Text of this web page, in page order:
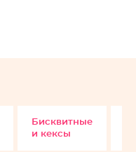
Бисквитные
и кексы